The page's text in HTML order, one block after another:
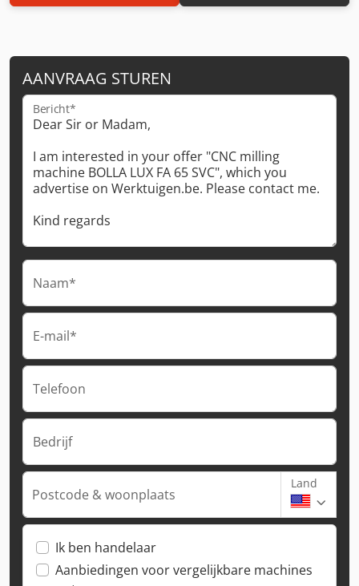
AANVRAAG STUREN
Bericht*
Naam*
E-mail*
Telefoon
Bedrijf
Postcode & woonplaats
Land
Ik ben handelaar
Aanbiedingen voor vergelijkbare machines